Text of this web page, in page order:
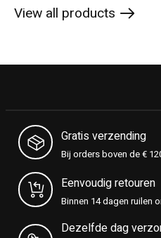
View all products
Gratis verzending
Bij orders boven de €
Eenvoudig retouren
Binnen 14 dagen ruilen
Dezelfde dag